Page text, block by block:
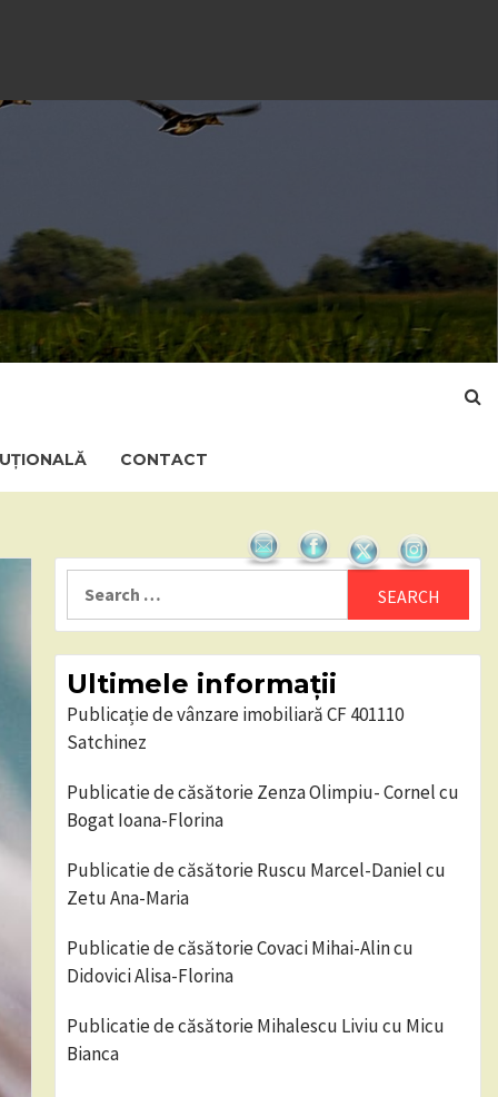
CONTACT
Ultimele informații
Publicație de vânzare imobiliară CF 401110
Satchinez
Publicatie de căsătorie Zenza Olimpiu- Cornel cu
Bogat Ioana-Florina
Publicatie de căsătorie Ruscu Marcel-Daniel cu
Zetu Ana-Maria
Publicatie de căsătorie Covaci Mihai-Alin cu
Didovici Alisa-Florina
Publicatie de căsătorie Mihalescu Liviu cu Micu
Bianca